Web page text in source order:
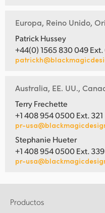
Europa, Reino Unido,
Patrick Hussey
+44(0) 1565 830 049 Ext.
Australia, EE. UU.,
Terry Frechette
+1 408 954 0500 Ext. 321
pr-
Stephanie Hueter
+1 408 954 0500 Ext. 339
pr-
Productos